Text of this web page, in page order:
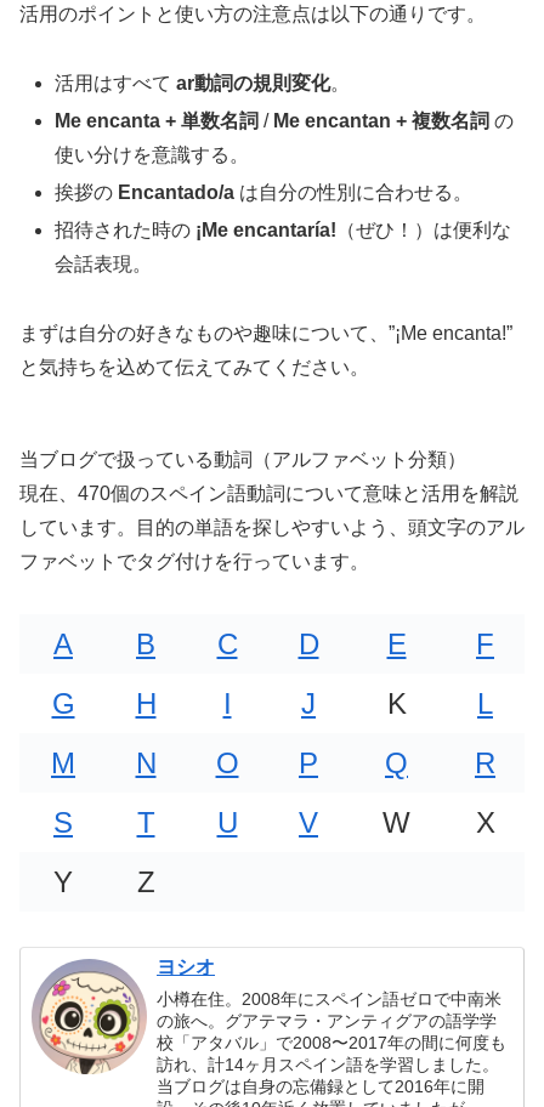
活用のポイントと使い方の注意点は以下の通りです。
活用はすべてar動詞の規則変化。
Me encanta + 単数名詞 / Me encantan + 複数名詞 の
使い分けを意識する。
挨拶の Encantado/a は自分の性別に合わせる。
招待された時の ¡Me encantaría! （ぜひ！）は便利な
会話表現。
まずは自分の好きなものや趣味について、”¡Me encanta!”
と気持ちを込めて伝えてみてください。
当ブログで扱っている動詞（アルファベット分類）
現在、470個のスペイン語動詞について意味と活用を解説
しています。目的の単語を探しやすいよう、頭文字のアル
ファベットでタグ付けを行っています。
A B C D E
F
G
H I J K
L
M
N O P Q
R
S
T U V W
X
Y
Z
ヨシオ
小樽在住。2008年にスペイン語ゼロで中南米
の旅へ。グアテマラ・アンティグアの語学学
校「アタバル」で2008〜2017年の間に何度も
訪れ、計14ヶ月スペイン語を学習しました。
当ブログは自身の忘備録として2016年に開